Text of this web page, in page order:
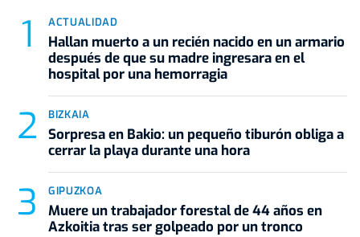
ACTUALIDAD
Hallan muerto a un recién nacido en un armario
después de que su madre ingresara en el
hospital por una hemorragia
BIZKAIA
Sorpresa en Bakio: un pequeño tiburón obliga a
cerrar la playa durante una hora
GIPUZKOA
Muere un trabajador forestal de 44 años en
Azkoitia tras ser golpeado por un tronco